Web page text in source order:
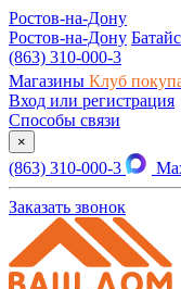
Ростов-на-Дону
Ростов-на-Дону
(863) 310-000-3
Магазины Клуб
Вход или регистрация
Способы связи
×
(863) 310-000-3
Заказать звонок